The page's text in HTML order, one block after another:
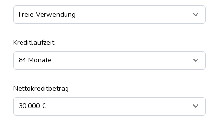
Kreditlaufzeit
Nettokreditbetrag